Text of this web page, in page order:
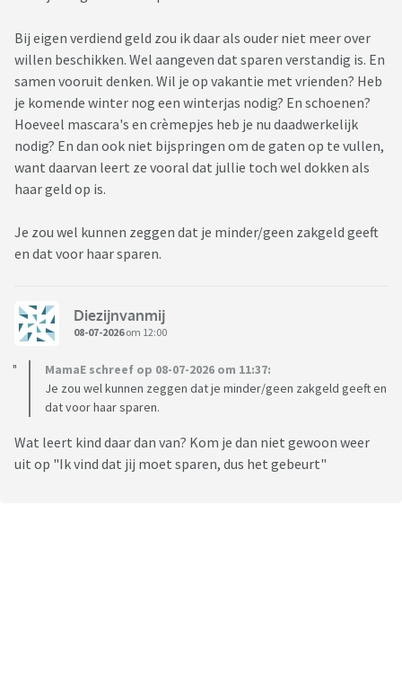
Bij eigen verdiend geld zou ik daar als ouder niet meer over
willen beschikken. Wel aangeven dat sparen verstandig is. En
samen vooruit denken. Wil je op vakantie met vrienden? Heb
je komende winter nog een winterjas nodig? En schoenen?
Hoeveel mascara's en crèmepjes heb je nu daadwerkelijk
nodig? En dan ook niet bijspringen om de gaten op te vullen,
want daarvan leert ze vooral dat jullie toch wel dokken als
haar geld op is.
Je zou wel kunnen zeggen dat je minder/geen zakgeld geeft
en dat voor haar sparen.
Diezijnvanmij
08-07-2026om 12:00
MamaE schreef op 08-07-2026 om 11:37:
Je zou wel kunnen zeggen dat je minder/geen zakgeld geeft en
dat voor haar sparen.
Wat leert kind daar dan van? Kom je dan niet gewoon weer
uit op "Ik vind dat jij moet sparen, dus het gebeurt"